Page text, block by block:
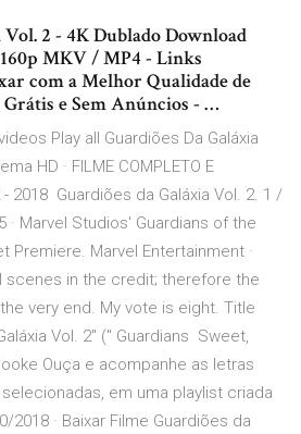
2 - 4K Dublado Download
MKV / MP4 - Links
com a Melhor Qualidade de
Grátis e Sem Anúncios - …
Play all Guardiões Da Galáxia
HD · FILME COMPLETO E
- 2018 Guardiões da Galáxia Vol. 2. 1 /
· Marvel Studios' Guardians of the
Premiere. Marvel Entertainment ·
in the credit; therefore the
very end. My vote is eight. Title
Vol. 2" (" Guardians Sweet,
Ouça e acompanhe as letras
em uma playlist criada
· Baixar Filme Guardiões da